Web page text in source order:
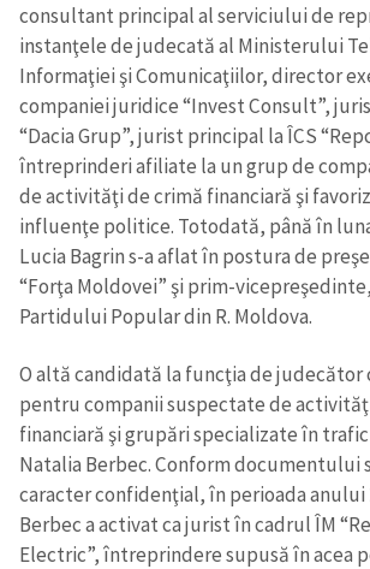
consultant principal al serviciului de
instanţele de judecată al Ministerului
Informaţiei şi Comunicaţiilor, director
companiei juridice “Invest Consult”,
“Dacia Grup”, jurist principal la ÎCS
întreprinderi afiliate la un grup de
de activităţi de crimă financiară şi
influenţe politice. Totodată, până în
Lucia Bagrin s-a aflat în postura de
“Forţa Moldovei” şi prim-
Partidului Popular din R. Moldova.
O altă candidată la funcţia de judecător
pentru companii suspectate de
financiară şi grupări specializate în
Natalia Berbec. Conform documentului
caracter confidenţial, în perioada anului
Berbec a activat ca jurist în cadrul ÎM
Electric”, întreprindere supusă în acea